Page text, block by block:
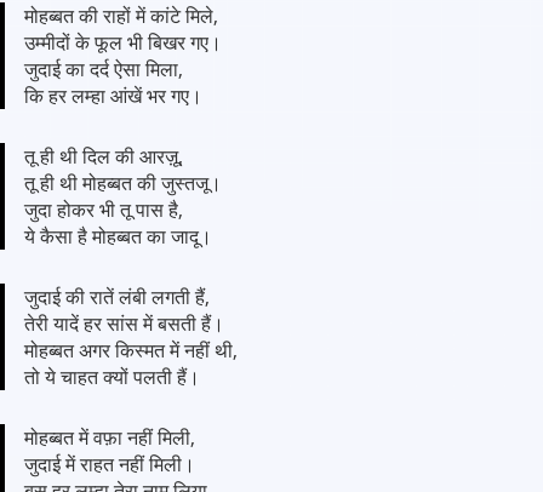
मोहब्बत की राहों में कांटे मिले,
उम्मीदों के फूल भी बिखर गए।
जुदाई का दर्द ऐसा मिला,
कि हर लम्हा आंखें भर गए।
तू ही थी दिल की आरज़ू,
तू ही थी मोहब्बत की जुस्तजू।
जुदा होकर भी तू पास है,
ये कैसा है मोहब्बत का जादू।
जुदाई की रातें लंबी लगती हैं,
तेरी यादें हर सांस में बसती हैं।
मोहब्बत अगर किस्मत में नहीं थी,
तो ये चाहत क्यों पलती हैं।
मोहब्बत में वफ़ा नहीं मिली,
जुदाई में राहत नहीं मिली।